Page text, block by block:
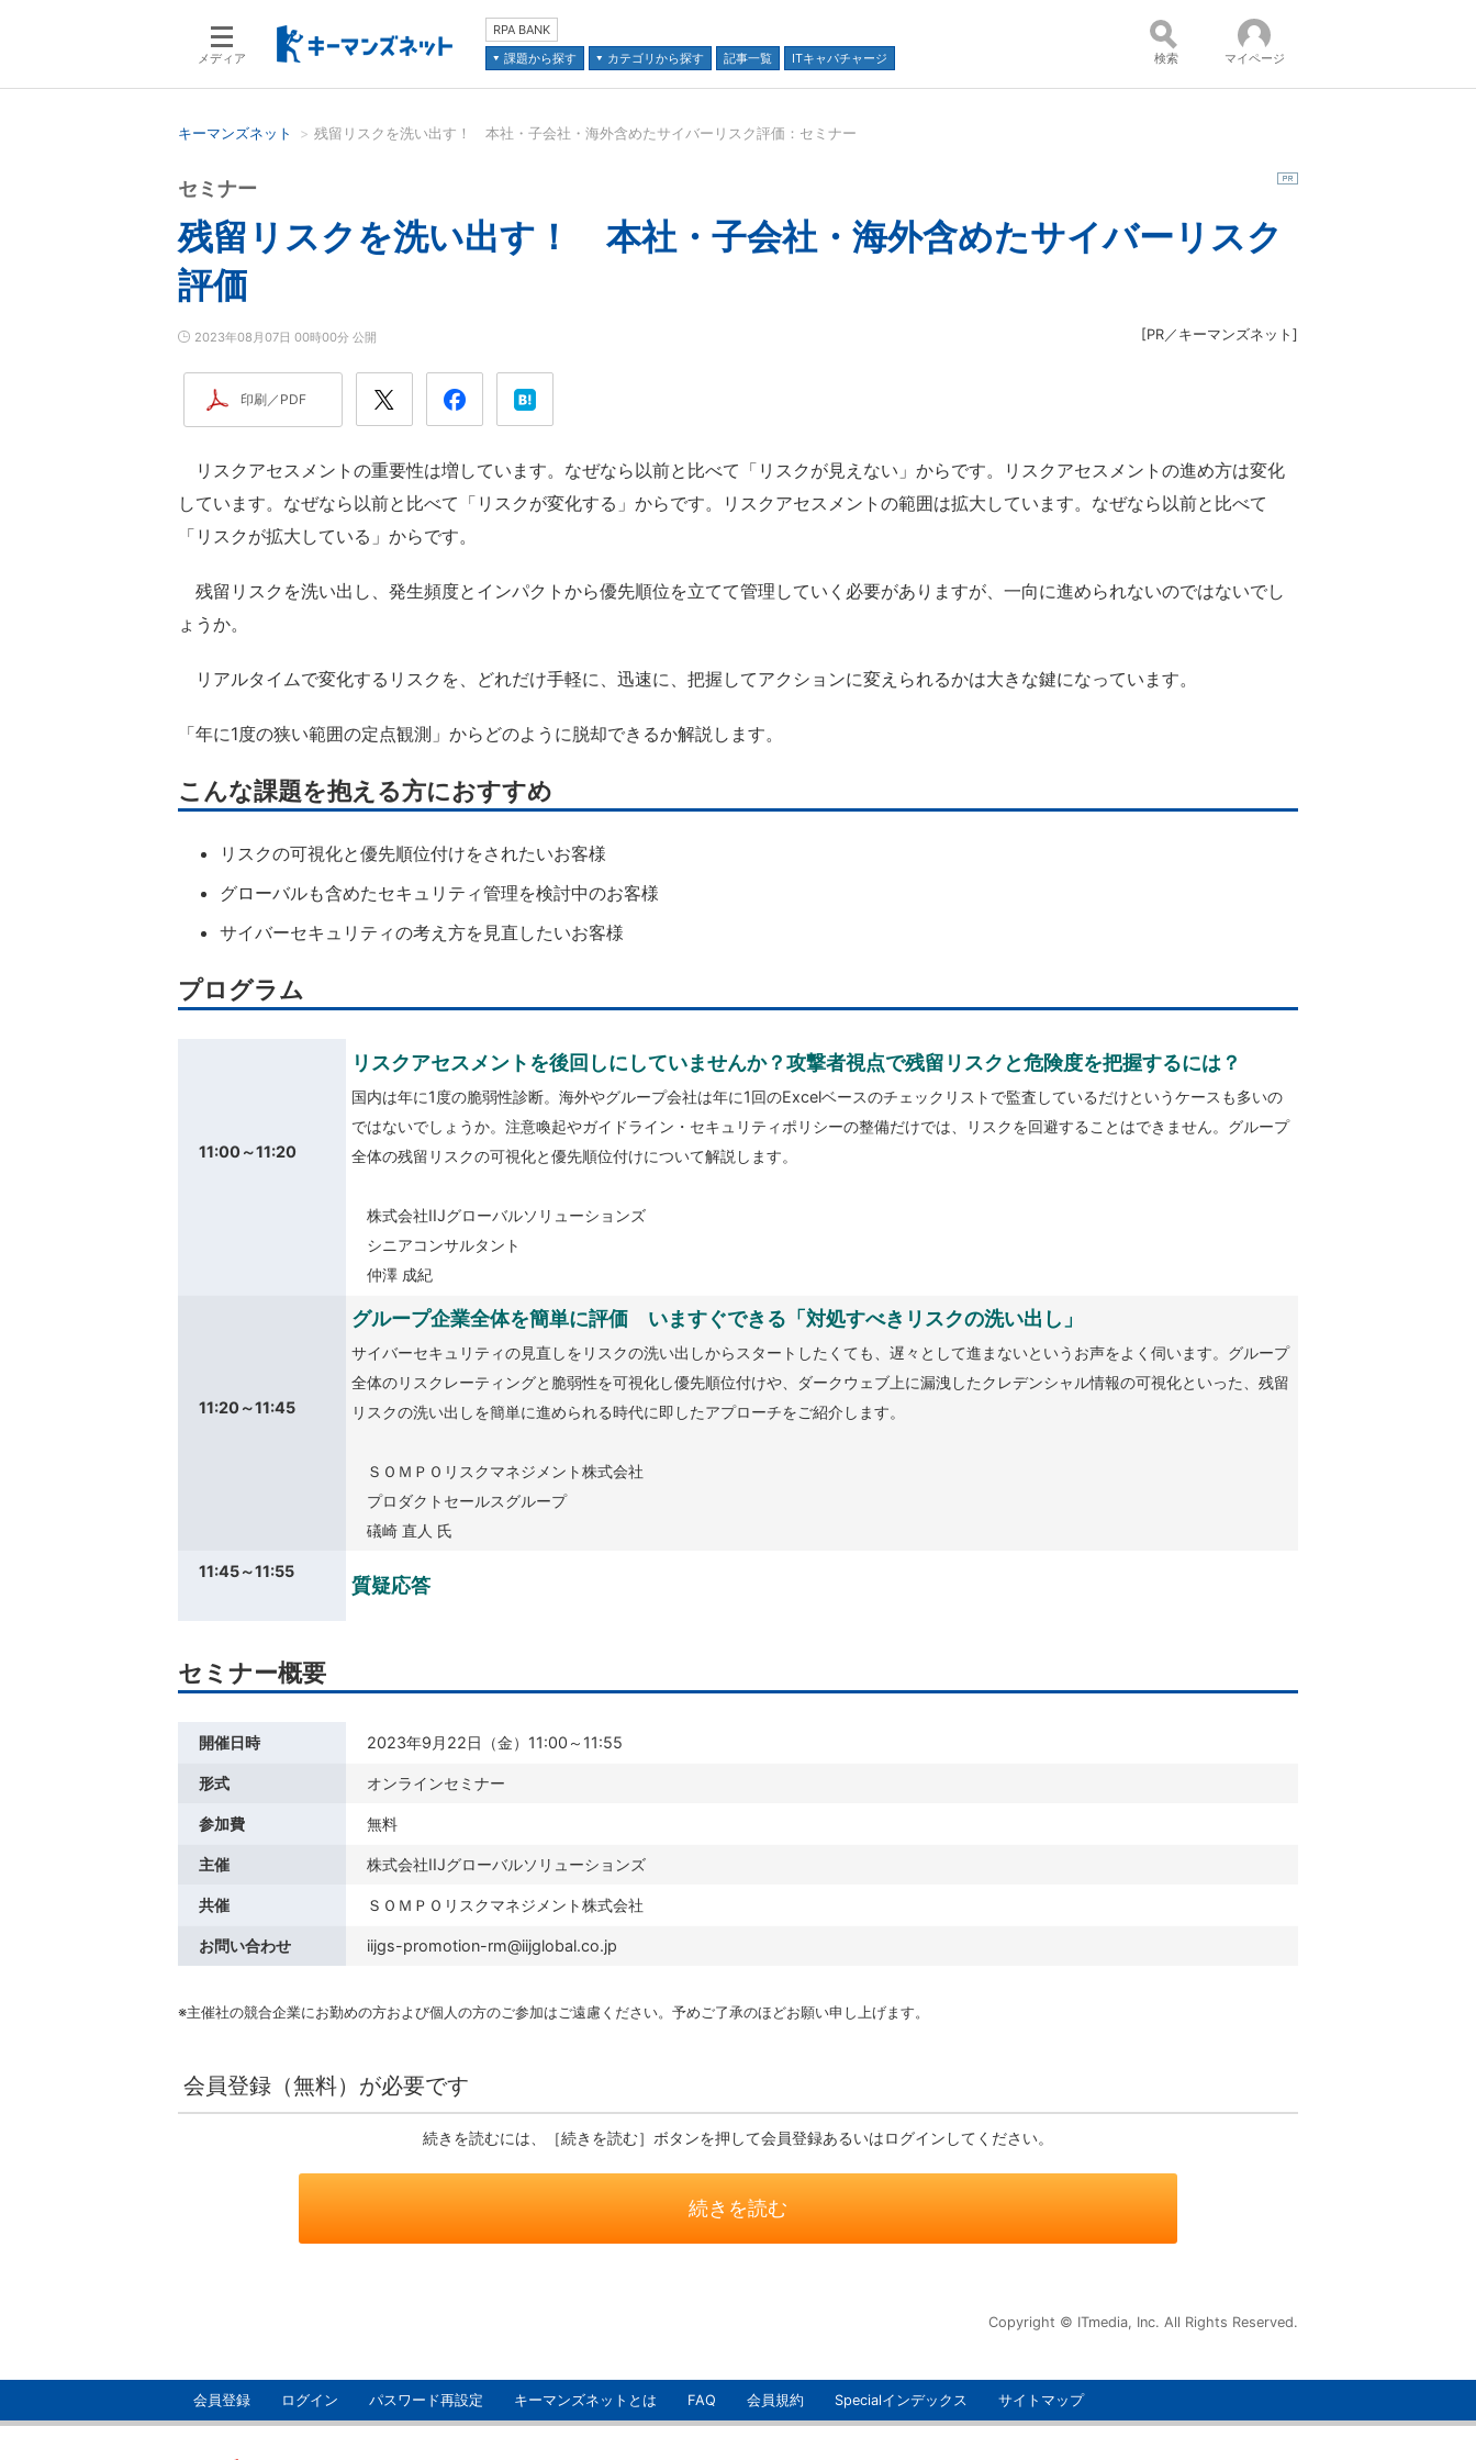
メディア
RPA BANK
課題から探す
カテゴリから探す 記事一覧 ITキャパチャージ 検索 マイページ
キーマンズネット 残留リスクを洗い出す！ 本社・子会社・海外含めたサイバーリスク評価：セミナー
残留リスクを洗い出す！ 本社・子会社・海外含めたサイバーリスク
評価
セミナー
2023年08月07日 00時00分 公開 [PR／キーマンズネット ]
印刷／PDF
リスクアセスメントの重要性は増しています。なぜなら以前と比べて「リスクが見えない」からです。リスクアセスメントの進め方は変化
しています。なぜなら以前と比べて「リスクが変化する」からです。リスクアセスメントの範囲は拡大しています。なぜなら以前と比べて
「リスクが拡大している」からです。
残留リスクを洗い出し、発生頻度とインパクトから優先順位を立てて管理していく必要がありますが、一向に進められないのではないでし
ょうか。
リアルタイムで変化するリスクを、どれだけ手軽に、迅速に、把握してアクションに変えられるかは大きな鍵になっています。
「年に1度の狭い範囲の定点観測」からどのように脱却できるか解説します。
こんな課題を抱える方におすすめ
リスクの可視化と優先順位付けをされたいお客様
グローバルも含めたセキュリティ管理を検討中のお客様
サイバーセキュリティの考え方を見直したいお客様
プログラム
11:00～11:20
リスクアセスメントを後回しにしていませんか？攻撃者視点で残留リスクと危険度を把握するには？
国内は年に1度の脆弱性診断。海外やグループ会社は年に1回のExcelベースのチェックリストで監査しているだけというケースも多いの
ではないでしょうか。注意喚起やガイドライン・セキュリティポリシーの整備だけでは、リスクを回避することはできません。グループ
全体の残留リスクの可視化と優先順位付けについて解説します。
株式会社IIJグローバルソリューションズ
シニアコンサルタント
仲澤 成紀
11:20～11:45
グループ企業全体を簡単に評価 いますぐできる「対処すべきリスクの洗い出し」
サイバーセキュリティの見直しをリスクの洗い出しからスタートしたくても、遅々として進まないというお声をよく伺います。グループ
全体のリスクレーティングと脆弱性を可視化し優先順位付けや、ダークウェブ上に漏洩したクレデンシャル情報の可視化といった、残留
リスクの洗い出しを簡単に進められる時代に即したアプローチをご紹介します。
ＳＯＭＰＯリスクマネジメント株式会社
プロダクトセールスグループ
礒崎 直人 氏
11:45～11:55
質疑応答
セミナー概要
開催日時 2023年9月22日（金）11:00～11:55
形式 オンラインセミナー
参加費 無料
主催 株式会社IIJグローバルソリューションズ
共催 ＳＯＭＰＯリスクマネジメント株式会社
お問い合わせ iijgs-promotion-rm@iijglobal.co.jp
※主催社の競合企業にお勤めの方および個人の方のご参加はご遠慮ください。予めご了承のほどお願い申し上げます。
会員登録（無料）が必要です
続きを読むには、［続きを読む］ボタンを押して会員登録あるいはログインしてください。
続きを読む
Copyright © ITmedia, Inc. All Rights Reserved.
会員登録 ログイン パスワード再設定 キーマンズネットとは FAQ 会員規約 Specialインデックス サイトマップ